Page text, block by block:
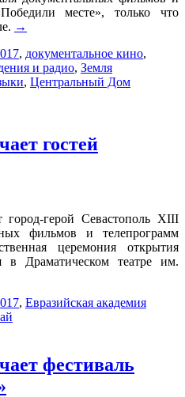
месте», только что
→
, документальное кино,
и радио, Земля
, Центральный Дом
гостей
город-герой Севастополь XIII
фильмов и телепрограмм
церемония открытия
в Драматическом театре им.
, Евразийская академия
фестиваль